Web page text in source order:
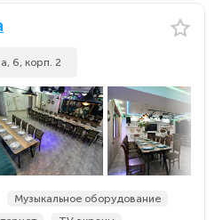
6, корп. 2
Музыкальное оборудование